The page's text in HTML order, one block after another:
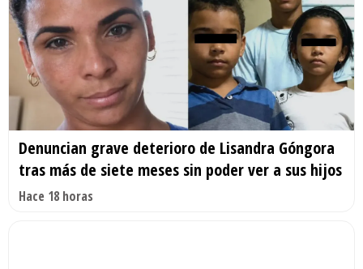
Denuncian grave deterioro de Lisandra Góngora
tras más de siete meses sin poder ver a sus hijos
Hace 18 horas